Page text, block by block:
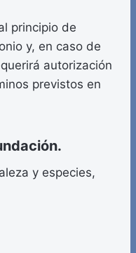
principio de
y, en caso de
autorización
previstos en
y especies,